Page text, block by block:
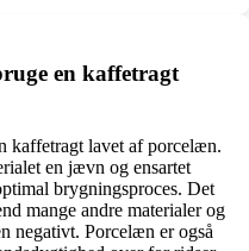
en kaffetragt
kaffetragt lavet af porcelæn.
en jævn og ensartet
brygningsproces. Det
mange andre materialer og
negativt. Porcelæn er også